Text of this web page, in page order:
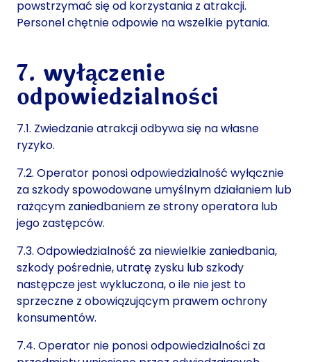
powstrzymać się od korzystania z atrakcji.
Personel chętnie odpowie na wszelkie pytania.
7. wyłączenie
odpowiedzialności
7.1. Zwiedzanie atrakcji odbywa się na własne
ryzyko.
7.2. Operator ponosi odpowiedzialność wyłącznie
za szkody spowodowane umyślnym działaniem lub
rażącym zaniedbaniem ze strony operatora lub
jego zastępców.
7.3. Odpowiedzialność za niewielkie zaniedbania,
szkody pośrednie, utratę zysku lub szkody
następcze jest wykluczona, o ile nie jest to
sprzeczne z obowiązującym prawem ochrony
konsumentów.
7.4. Operator nie ponosi odpowiedzialności za